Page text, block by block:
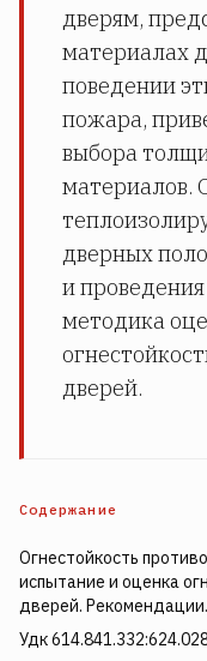
дверям,
материалах
поведении
пожара,
выбора
материалов.
дверных
и
методика
дверей.
Содержание
Огнестойкость
испытание и оценка
дверей.
Удк